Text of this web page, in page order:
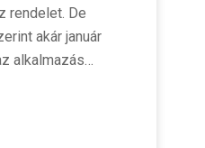
rendelet. De
akár január
alkalmazás…